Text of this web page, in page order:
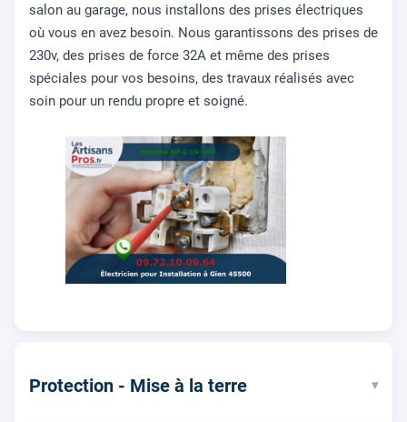
salon au garage, nous installons des prises électriques
où vous en avez besoin. Nous garantissons des prises de
230v, des prises de force 32A et même des prises
spéciales pour vos besoins, des travaux réalisés avec
soin pour un rendu propre et soigné.
Protection - Mise à la terre ▾